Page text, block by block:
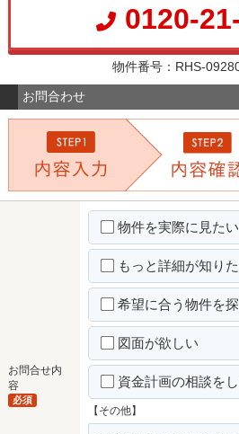
0120-
物件番号：RHS-
お問合わせ
お問合せ内
容
必須
物件を実際に見たい
もっと詳細が知り
希望に合う物件を
図面が欲しい
資金計画の相談を
【その他】